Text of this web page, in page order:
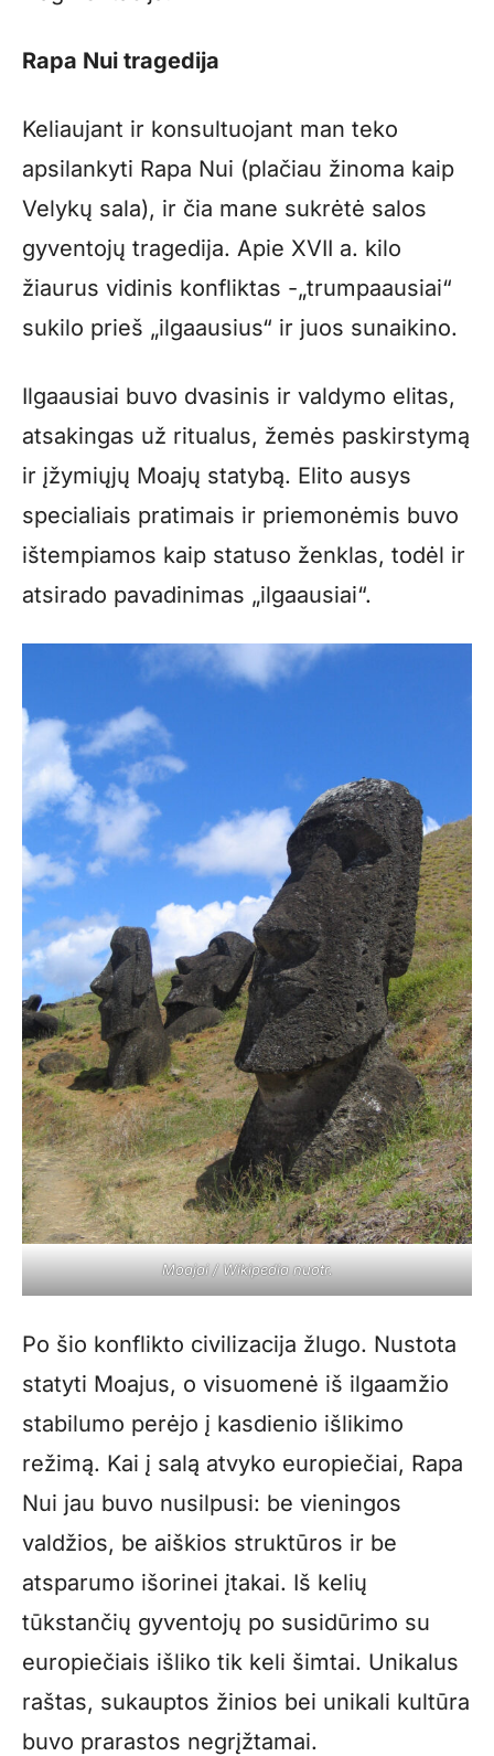
Rapa Nui tragedija
Keliaujant ir konsultuojant man teko
apsilankyti Rapa Nui (plačiau žinoma kaip
Velykų sala), ir čia mane sukrėtė salos
gyventojų tragedija. Apie XVII a. kilo
žiaurus vidinis konfliktas -„trumpaausiai“
sukilo prieš „ilgaausius“ ir juos sunaikino.
Ilgaausiai buvo dvasinis ir valdymo elitas,
atsakingas už ritualus, žemės paskirstymą
ir įžymiųjų Moajų statybą. Elito ausys
specialiais pratimais ir priemonėmis buvo
ištempiamos kaip statuso ženklas, todėl ir
atsirado pavadinimas „ilgaausiai“.
Moajai / Wikipedia nuotr.
Po šio konflikto civilizacija žlugo. Nustota
statyti Moajus, o visuomenė iš ilgaamžio
stabilumo perėjo į kasdienio išlikimo
režimą. Kai į salą atvyko europiečiai, Rapa
Nui jau buvo nusilpusi: be vieningos
valdžios, be aiškios struktūros ir be
atsparumo išorinei įtakai. Iš kelių
tūkstančių gyventojų po susidūrimo su
europiečiais išliko tik keli šimtai. Unikalus
raštas, sukauptos žinios bei unikali kultūra
buvo prarastos negrįžtamai.